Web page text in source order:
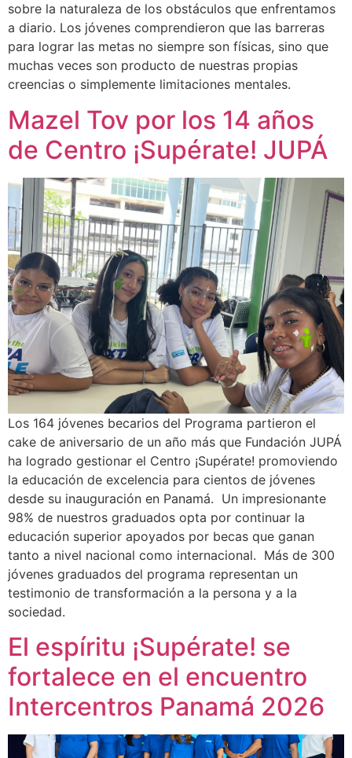
sobre la naturaleza de los obstáculos que enfrentamos
a diario. Los jóvenes comprendieron que las barreras
para lograr las metas no siempre son físicas, sino que
muchas veces son producto de nuestras propias
creencias o simplemente limitaciones mentales.
Mazel Tov por los 14 años
de Centro ¡Supérate! JUPÁ
Los 164 jóvenes becarios del Programa partieron el
cake de aniversario de un año más que Fundación JUPÁ
ha logrado gestionar el Centro ¡Supérate! promoviendo
la educación de excelencia para cientos de jóvenes
desde su inauguración en Panamá. Un impresionante
98% de nuestros graduados opta por continuar la
educación superior apoyados por becas que ganan
tanto a nivel nacional como internacional. Más de 300
jóvenes graduados del programa representan un
testimonio de transformación a la persona y a la
sociedad.
El espíritu ¡Supérate! se
fortalece en el encuentro
Intercentros Panamá 2026